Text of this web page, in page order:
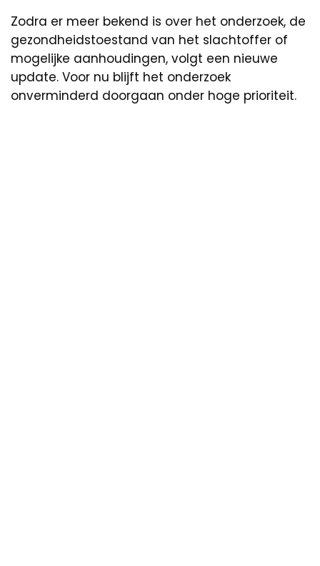
Zodra er meer bekend is over het onderzoek, de
gezondheidstoestand van het slachtoffer of
mogelijke aanhoudingen, volgt een nieuwe
update. Voor nu blijft het onderzoek
onverminderd doorgaan onder hoge prioriteit.